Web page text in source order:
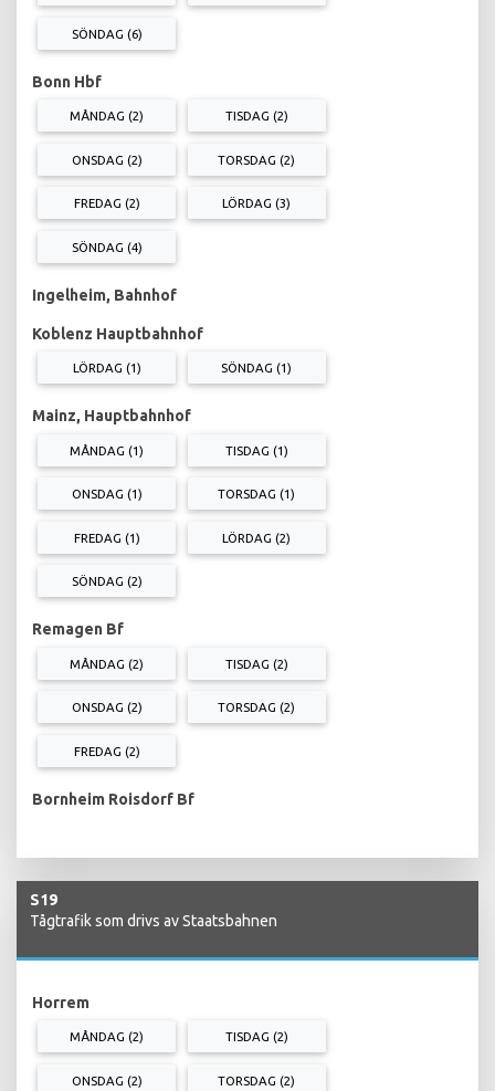
SÖNDAG (6)
Bonn Hbf
MÅNDAG (2) TISDAG (2)
ONSDAG (2) TORSDAG (2)
FREDAG (2) LÖRDAG (3)
SÖNDAG (4)
Ingelheim, Bahnhof
Koblenz Hauptbahnhof
LÖRDAG (1) SÖNDAG (1)
Mainz, Hauptbahnhof
MÅNDAG (1) TISDAG (1)
ONSDAG (1) TORSDAG (1)
FREDAG (1) LÖRDAG (2)
SÖNDAG (2)
Remagen Bf
MÅNDAG (2) TISDAG (2)
ONSDAG (2) TORSDAG (2)
FREDAG (2)
Bornheim Roisdorf Bf
S19
Tågtrafik som drivs av Staatsbahnen
Horrem
MÅNDAG (2) TISDAG (2)
ONSDAG (2) TORSDAG (2)